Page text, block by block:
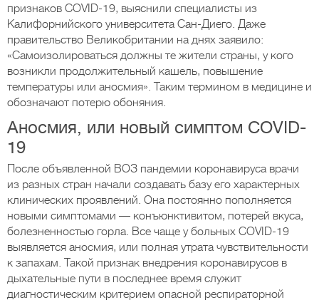
признаков COVID-19, выяснили специалисты из
Калифорнийского университета Сан-Диего. Даже
правительство Великобритании на днях заявило:
«Самоизолироваться должны те жители страны, у кого
возникли продолжительный кашель, повышение
температуры или аносмия». Таким термином в медицине и
обозначают потерю обоняния.
Аносмия, или новый симптом COVID-
19
После объявленной ВОЗ пандемии коронавируса врачи
из разных стран начали создавать базу его характерных
клинических проявлений. Она постоянно пополняется
новыми симптомами — конъюнктивитом, потерей вкуса,
болезненностью горла. Все чаще у больных COVID-19
выявляется аносмия, или полная утрата чувствительности
к запахам. Такой признак внедрения коронавирусов в
дыхательные пути в последнее время служит
диагностическим критерием опасной респираторной